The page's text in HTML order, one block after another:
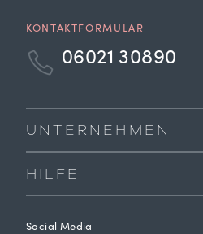
KONTAKTFORMULAR
06021 30890
UNTERNEHMEN
HILFE
Social Media